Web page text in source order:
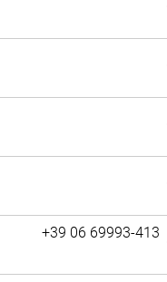
+39 06 69993-413